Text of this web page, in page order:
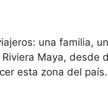
una familia,
Maya,
esta zona del país.